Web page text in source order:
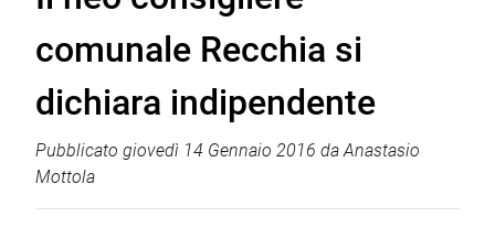
comunale Recchia si
dichiara indipendente
Pubblicato giovedì 14 Gennaio 2016 daAnastasio
Mottola